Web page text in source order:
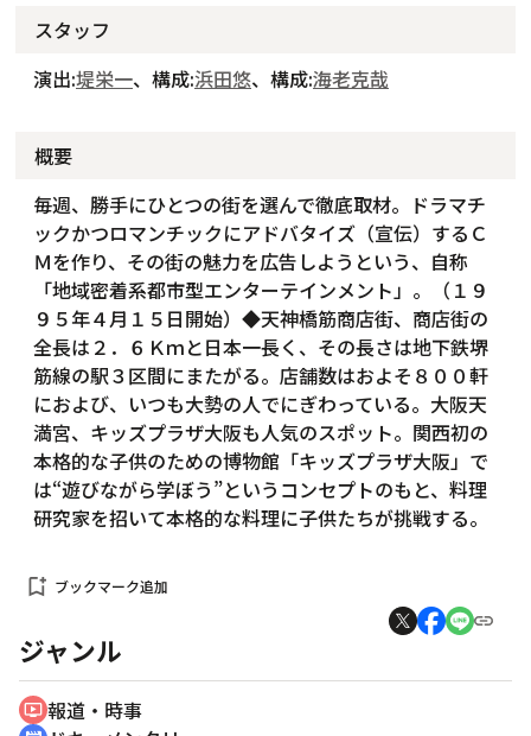
スタッフ
演出:堤栄一、構成:浜田悠、構成:海老克哉
概要
毎週、勝手にひとつの街を選んで徹底取材。ドラマチ
ックかつロマンチックにアドバタイズ（宣伝）するＣ
Ｍを作り、その街の魅力を広告しようという、自称
「地域密着系都市型エンターテインメント」。（１９
９５年４月１５日開始）◆天神橋筋商店街、商店街の
全長は２．６Ｋｍと日本一長く、その長さは地下鉄堺
筋線の駅３区間にまたがる。店舗数はおよそ８００軒
におよび、いつも大勢の人でにぎわっている。大阪天
満宮、キッズプラザ大阪も人気のスポット。関西初の
本格的な子供のための博物館「キッズプラザ大阪」で
は“遊びながら学ぼう”というコンセプトのもと、料理
研究家を招いて本格的な料理に子供たちが挑戦する。
bookmark_add ブックマーク追加
ジャンル
ondemand_video 報道・時事